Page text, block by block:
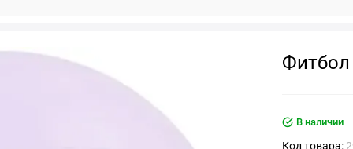
Фитбол
В наличии
Код товара: